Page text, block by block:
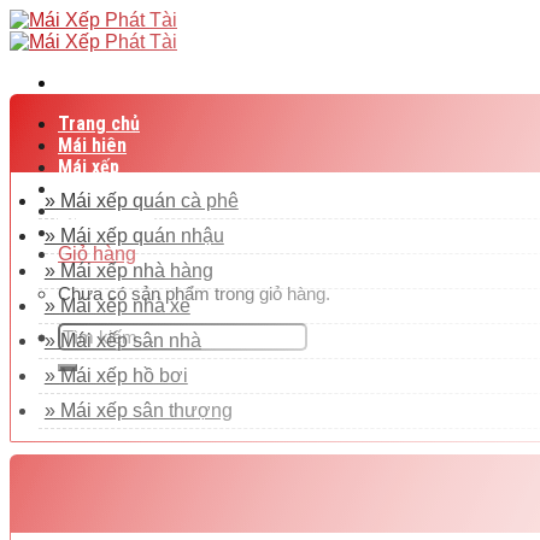
Skip
to
Trang chủ
Mái hiên
Mái xếp
Bạt cuốn
Bạt mái che
Liên hệ
Giỏ hàng
Chưa có sản phẩm trong giỏ hàng.
Tìm
kiếm:
» Mái xếp quán cà phê
» Mái xếp quán nhậu
» Mái xếp nhà hàng
» Mái xếp nhà xe
» Mái xếp sân nhà
» Mái xếp hồ bơi
» Mái xếp sân thượng